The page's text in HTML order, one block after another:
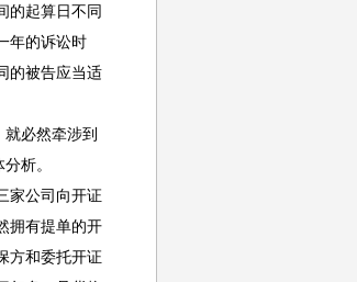
的起算日不同
年的诉讼时
的被告应当适
必然牵涉到
析。
家公司向开证
拥有提单的开
方和委托开证